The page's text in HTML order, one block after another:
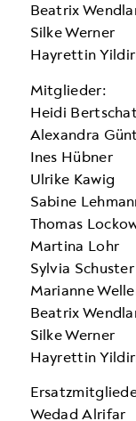
Beatrix
Silke Werner
Hayrettin
Mitglieder:
Heidi
Alexandra
Ines Hübner
Ulrike Kawig
Sabine
Thomas
Martina Lohr
Sylvia Schuster
Marianne
Beatrix
Silke Werner
Hayrettin
Wedad Alrifar